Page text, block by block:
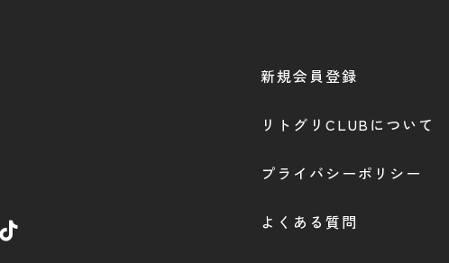
新規会員登録
リトグリCLUBについて
プライバシーポリシー
よくある質問